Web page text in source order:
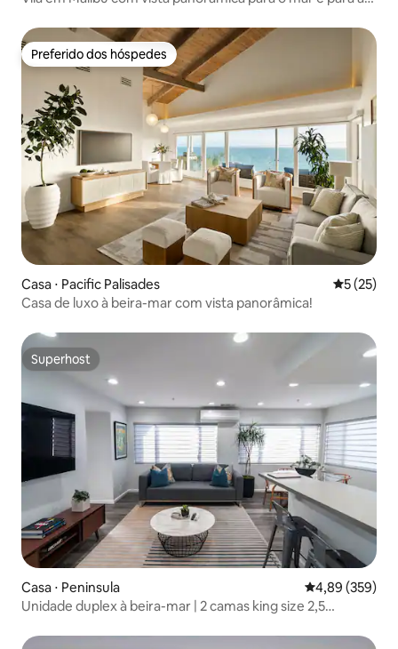
Preferido dos hóspedes
Preferido dos hóspedes
Casa ⋅ Pacific Palisades 5 de uma
5 (25)
Casa de luxo à beira-mar com vista panorâmica!
Superhost
Superhost
Casa ⋅ Peninsula 4,89 de uma
4,89 (359)
Unidade duplex à beira-mar | 2 camas king size 2,5